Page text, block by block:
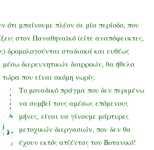
ότι μπαίνουμε πλέον σε μία περίοδο, που
στον Παναθηναϊκό (είτε αναπόφευκτες,
δρομολογούνται σταδιακά και ευθέως
διερευνητικών διαρροών, θα ήθελα
που είναι ακόμη νωρίς.
Το μοναδικό πράγμα που δεν περιμένω
να συμβεί τους αμέσως επόμενους
μήνες, είναι να γίνουμε μάρτυρες
μετοχικών διεργασιών, που δεν θα
έχουν εκτός ατζέντας τον Βοτανικό!